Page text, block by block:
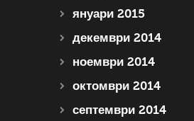
януари 2015
декември 2014
ноември 2014
октомври 2014
септември 2014